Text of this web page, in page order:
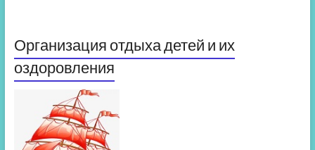
Организация отдыха детей и их
оздоровления